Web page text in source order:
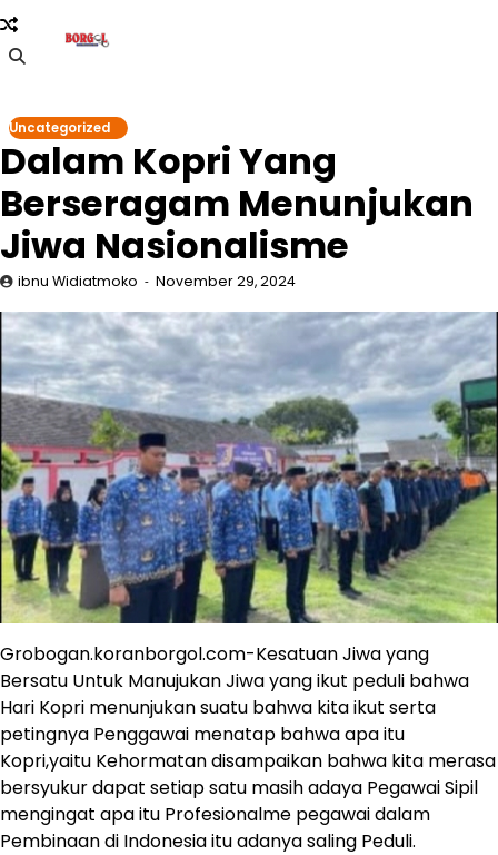
Skip
to
content
Uncategorized
Dalam Kopri Yang
Berseragam Menunjukan
Jiwa Nasionalisme
ibnu Widiatmoko November 29, 2024
Grobogan.koranborgol.com-Kesatuan Jiwa yang
Bersatu Untuk Manujukan Jiwa yang ikut peduli bahwa
Hari Kopri menunjukan suatu bahwa kita ikut serta
petingnya Penggawai menatap bahwa apa itu
Kopri,yaitu Kehormatan disampaikan bahwa kita merasa
bersyukur dapat setiap satu masih adaya Pegawai Sipil
mengingat apa itu Profesionalme pegawai dalam
Pembinaan di Indonesia itu adanya saling Peduli.